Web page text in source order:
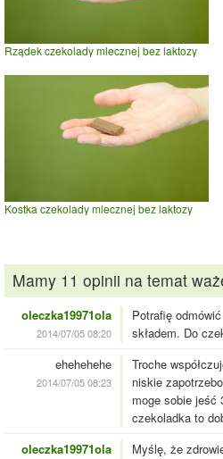
Rządek czekolady mlecznej bez laktozy
Kostka czekolady mlecznej bez laktozy
Mamy 11 opinii na temat
oleczka19971ola
2014/07/05 08:20
Potrafię
składem. Do
ehehehehe
2014/07/05 08:23
Troche
niskie
moge sobie jeść
czekoladka to
oleczka19971ola
Myślę, że